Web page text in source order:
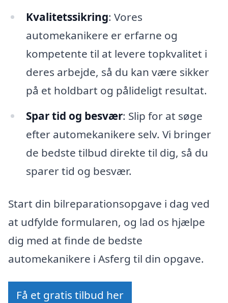
Kvalitetssikring: Vores
automekanikere er erfarne og
kompetente til at levere topkvalitet i
deres arbejde, så du kan være sikker
på et holdbart og pålideligt resultat.
Spar tid og besvær: Slip for at søge
efter automekanikere selv. Vi bringer
de bedste tilbud direkte til dig, så du
sparer tid og besvær.
Start din bilreparationsopgave i dag ved
at udfylde formularen, og lad os hjælpe
dig med at finde de bedste
automekanikere i Asferg til din opgave.
Få et gratis tilbud her